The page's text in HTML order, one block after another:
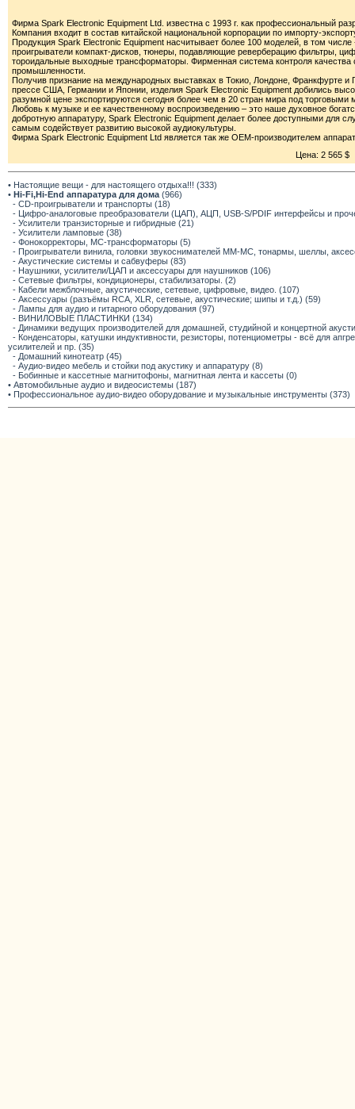
Фирма Spark Electronic Equipment Ltd. известна с 1993 г. как профессиональный
Компания входит в состав китайской национальной корпорации по импорту-
Продукция Spark Electronic Equipment насчитывает более 100 моделей, в том
проигрыватели компакт-дисков, тюнеры, подавляющие реверберацию фильтры,
тороидальные выходные трансформаторы. Фирменная система контроля
промышленности.
Получив признание на международных выставках в Токио, Лондоне, Франкфурте
прессе США, Германии и Японии, изделия Spark Electronic Equipment добились
разумной цене экспортируются сегодня более чем в 20 стран мира под торговыми
Любовь к музыке и ее качественному воспроизведению – это наше духовное
добротную аппаратуру, Spark Electronic Equipment делает более доступными для
самым содействует развитию высокой аудиокультуры.
Фирма Spark Electronic Equipment Ltd является так же ОЕМ-производителем
Цена: 2 565 $
• Настоящие вещи - для настоящего отдыха!!! (333)
• Hi-Fi,Hi-End аппаратура для дома (966)
- CD-проигрыватели и транспорты (18)
- Цифро-аналоговые преобразователи (ЦАП), АЦП, USB-S/PDIF интерфейсы и
- Усилители транзисторные и гибридные (21)
- Усилители ламповые (38)
- Фонокорректоры, МС-трансформаторы (5)
- Проигрыватели винила, головки звукоснимателей ММ-МС, тонармы, шеллы,
- Акустические системы и сабвуферы (83)
- Наушники, усилители/ЦАП и аксессуары для наушников (106)
- Сетевые фильтры, кондиционеры, стабилизаторы. (2)
- Кабели межблочные, акустические, сетевые, цифровые, видео. (107)
- Аксессуары (разъёмы RCA, XLR, сетевые, акустические; шипы и т.д.) (59)
- Лампы для аудио и гитарного оборудования (97)
- ВИНИЛОВЫЕ ПЛАСТИНКИ (134)
- Динамики ведущих производителей для домашней, студийной и концертной
- Конденсаторы, катушки индуктивности, резисторы, потенциометры - всё для
усилителей и пр. (35)
- Домашний кинотеатр (45)
- Аудио-видео мебель и стойки под акустику и аппаратуру (8)
- Бобинные и кассетные магнитофоны, магнитная лента и кассеты (0)
• Автомобильные аудио и видеосистемы (187)
• Профессиональное аудио-видео оборудование и музыкальные инструменты (373)